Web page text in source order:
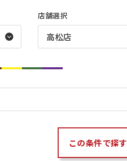
店舗選択
この条件で探す